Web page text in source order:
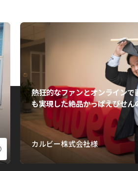
・Commune for Work
熱狂的なファンとオンライン
も実現した絶品かっぱえびせん
カルビー株式会社様